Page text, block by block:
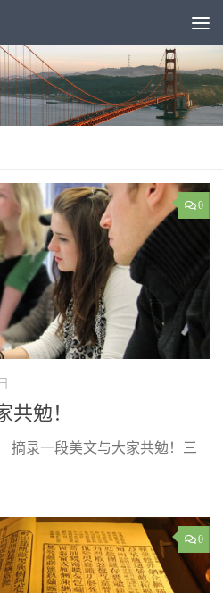
0
共勉！
摘录一段美文与大家共勉！三
0